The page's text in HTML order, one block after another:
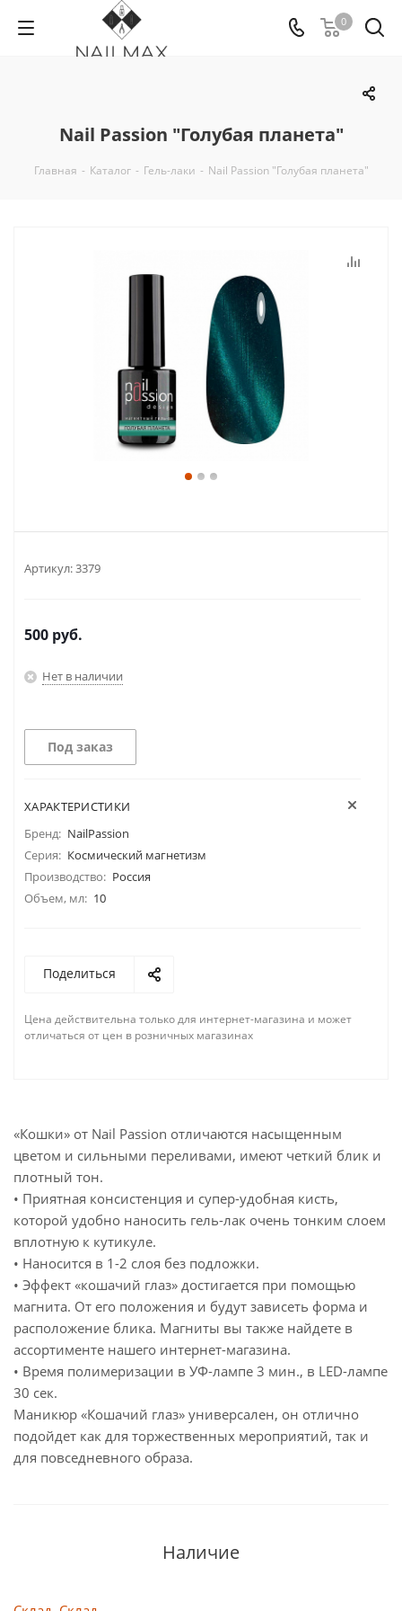
0
Nail Passion "Голубая планета"
Главная - Каталог - Гель-лаки - Nail Passion "Голубая планета"
Артикул:3379
500 руб.
Нет в наличии
Под заказ
ХАРАКТЕРИСТИКИ
Бренд: NailPassion
Серия: Космический магнетизм
Производство: Россия
Объем, мл: 10
Поделиться
Цена действительна только для интернет-магазина и может
отличаться от цен в розничных магазинах
«Кошки» от Nail Passion отличаются насыщенным
цветом и сильными переливами, имеют четкий блик и
плотный тон.
• Приятная консистенция и супер-удобная кисть,
которой удобно наносить гель-лак очень тонким слоем
вплотную к кутикуле.
• Наносится в 1-2 слоя без подложки.
• Эффект «кошачий глаз» достигается при помощью
магнита. От его положения и будут зависеть форма и
расположение блика. Магниты вы также найдете в
ассортименте нашего интернет-магазина.
• Время полимеризации в УФ-лампе 3 мин., в LED-лампе
30 сек.
Маникюр «Кошачий глаз» универсален, он отлично
подойдет как для торжественных мероприятий, так и
для повседневного образа.
Наличие